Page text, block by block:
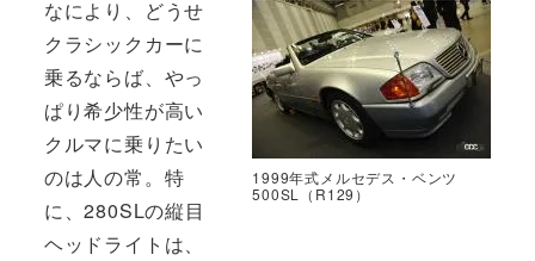
1999年式メルセデス・ベンツ
500SL（R129）
なにより、どうせ
クラシックカーに
乗るならば、やっ
ぱり希少性が高い
クルマに乗りたい
のは人の常。特
に、280SLの縦目
ヘッドライトは、